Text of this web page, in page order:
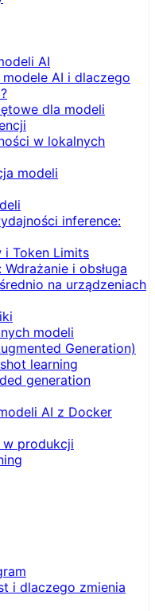
AI
AI i dlaczego
dla modeli
w lokalnych
modeli
inference:
i Token Limits
i obsługa
na urządzeniach
modeli
Generation)
learning
generation
AI z Docker
w produkcji
i dlaczego zmienia